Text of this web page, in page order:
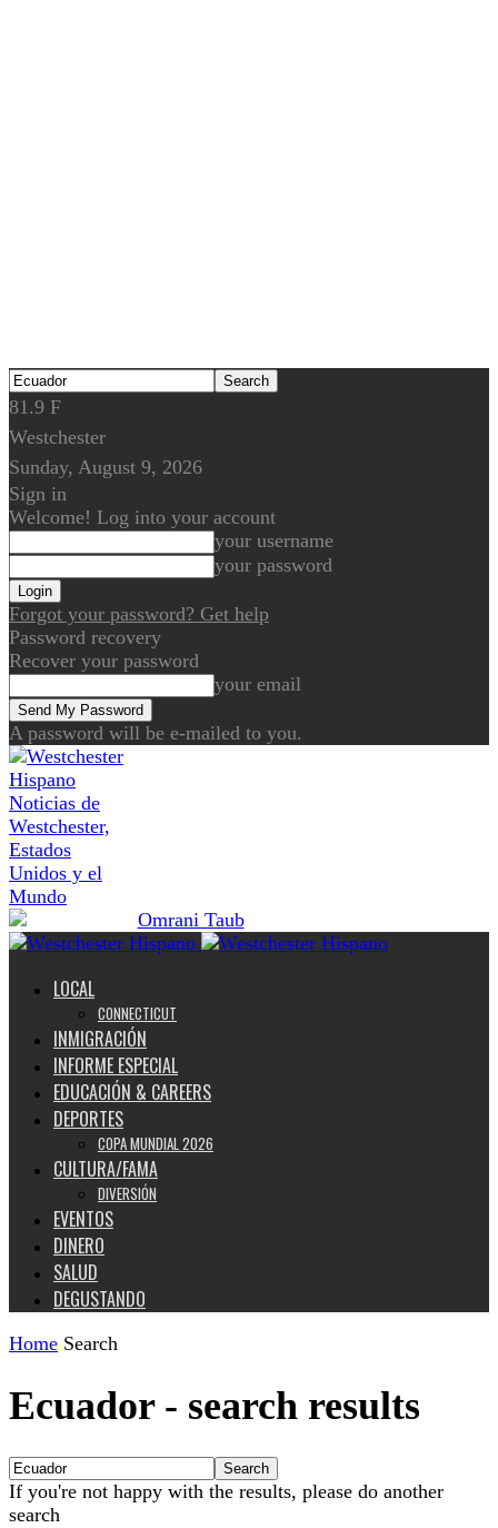
81.9 F
Westchester
Sunday, August 9, 2026
Sign in
Welcome! Log into your account
your username
your password
Forgot your password? Get help
Password recovery
Recover your password
your email
A password will be e-mailed to you.
Noticias de
Westchester,
Estados
Unidos y el
Mundo
LOCAL
CONNECTICUT
INMIGRACIÓN
INFORME ESPECIAL
EDUCACIÓN & CAREERS
DEPORTES
COPA MUNDIAL 2026
CULTURA/FAMA
DIVERSIÓN
EVENTOS
DINERO
SALUD
DEGUSTANDO
Home Search
Ecuador- search results
If you're not happy with the results, please do another
search